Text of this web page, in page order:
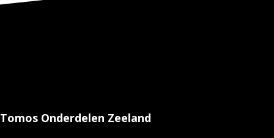
Tomos Onderdelen Zeeland